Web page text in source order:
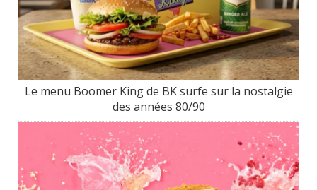
Le menu Boomer King de BK surfe sur la nostalgie
des années 80/90